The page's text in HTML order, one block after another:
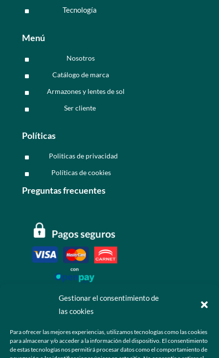
Gestionar el consentimiento de
las cookies
Para ofrecer las mejores experiencias, utilizamos tecnologías como las cookies
para almacenar y/o acceder a la información del dispositivo. El consentimiento
de estas tecnologías nos permitirá procesar datos como el comportamiento de
^ Tecnología
Menú
^ Nosotros
^ Catálogo de marca
^ Armazones y lentes de sol
^ Ser cliente
Políticas
^ Politicas de privacidad
^ Políticas de cookies
Preguntas frecuentes
 +52 55 6173 7725 (Ventas)